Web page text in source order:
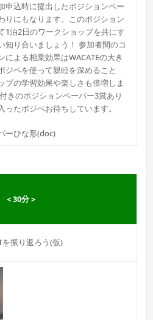
申込時に提出したポジションペー
りにもなります。このポジション
1泊2日のワークショップを共にす
知り合いましょう！ 参加者間のコ
による相乗効果はWACATEの大き
ジペを使って親睦を深めること
プの学習効果や楽しさも倍増しま
きのポジションペーパー3賞あり
ったポジぺお待ちしています。
ーひな形(doc)
30分＞
を振り返ろう(仮)